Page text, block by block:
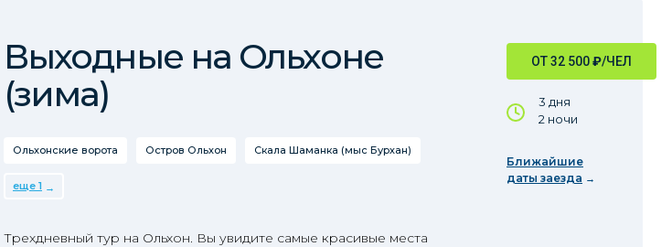
ОТ 32 500₽/ЧЕЛ
3 дня
2 ночи
Ближайшие
даты заезда
Выходные на Ольхоне
(зима)
Ольхонские ворота Остров Ольхон Скала Шаманка (мыс Бурхан)
еще 1
Трехдневный тур на Ольхон. Вы увидите самые красивые места